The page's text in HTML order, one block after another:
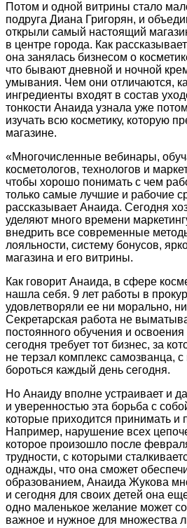
Потом и одной витрины стало
подруга Диана Григорян, и
открыли самый настоящий
в центре города. Как
она занялась бизнесом о
что бывают дневной и ночной
умывания. Чем они отличаются,
ингредиенты входят в состав
тонкости Анаида узнала уже
изучать всю косметику, которую
магазине.
«Многочисленные вебинары,
косметологов, технологов и
чтобы хорошо понимать с чем
только самые лучшие и рабочие
рассказывает Анаида. Сегодня
уделяют много времени
внедрить все современные
лояльности, систему бонусов,
магазина и его витрины.
Как говорит Анаида, в сфере
нашла себя. 9 лет работы в
удовлетворяли ее ни морально,
Секретарская работа не
постоянного обучения и
сегодня требует тот бизнес, за
не терзал комплекс самозванца,
бороться каждый день сегодня.
Но Анаиду вполне устраивает и
и уверенностью эта борьба с
которые приходится принимать и
Например, нарушение всех
которое произошло после
трудности, с которыми
однажды, что она сможет
образованием, Анаида Жукова
и сегодня для своих детей она
одно маленькое желание может
важное и нужное для множества